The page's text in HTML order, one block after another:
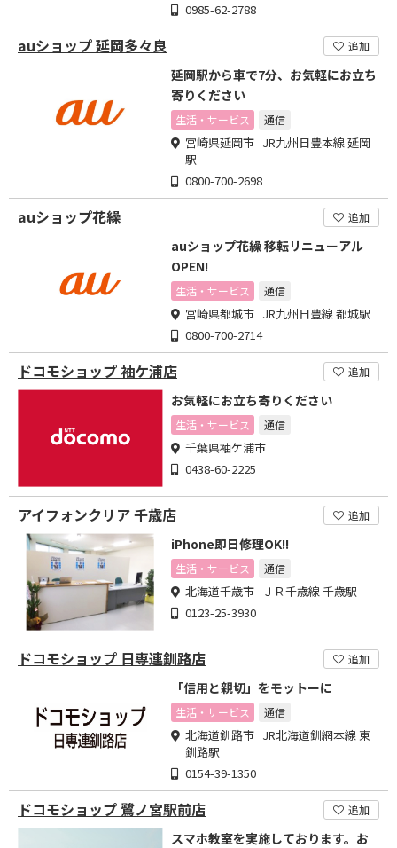
0985-62-2788
auショップ 延岡多々良 追加
延岡駅から車で7分、お気軽にお立ち
寄りください
生活・サービス 通信
宮崎県延岡市 JR九州日豊本線 延岡
駅
0800-700-2698
auショップ花繰 追加
auショップ花繰 移転リニューアル
OPEN!
生活・サービス 通信
宮崎県都城市 JR九州日豊線 都城駅
0800-700-2714
ドコモショップ 袖ケ浦店 追加
お気軽にお立ち寄りください
生活・サービス 通信
千葉県袖ケ浦市
0438-60-2225
アイフォンクリア 千歳店 追加
iPhone即日修理OK!!
生活・サービス 通信
北海道千歳市 ＪＲ千歳線 千歳駅
0123-25-3930
ドコモショップ 日専連釧路店 追加
「信用と親切」をモットーに
生活・サービス 通信
北海道釧路市 JR北海道釧網本線 東
釧路駅
0154-39-1350
ドコモショップ 鷺ノ宮駅前店 追加
スマホ教室を実施しております。お